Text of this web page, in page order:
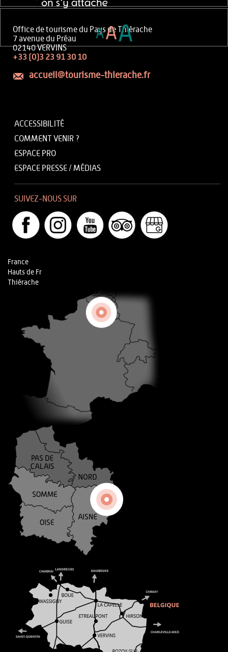
Office de tourisme du Pays de Thiérache
7 avenue du Préau
02140 VERVINS
+33 (0)3 23 91 30 10
accueil@tourisme-thierache.fr
ACCESSIBILITÉ
COMMENT VENIR ?
ESPACE PRO
ESPACE PRESSE / MÉDIAS
SUIVEZ-NOUS SUR
France
Hauts de Fr
Thiérache
AAA